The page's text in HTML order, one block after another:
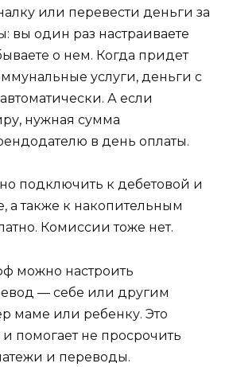
или перевести деньги за
вы один раз настраиваете
о нем. Когда придет
услуги, деньги с
А если
нужная сумма
в день оплаты.
подключить к дебетовой и
а также к накопительным
Комиссии тоже нет.
можно настроить
— себе или другим
маме или ребенку. Это
помогает не просрочить
и переводы.